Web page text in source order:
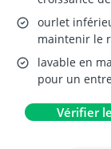
ourlet
maintenir le
lavable en
pour un
Vérifier